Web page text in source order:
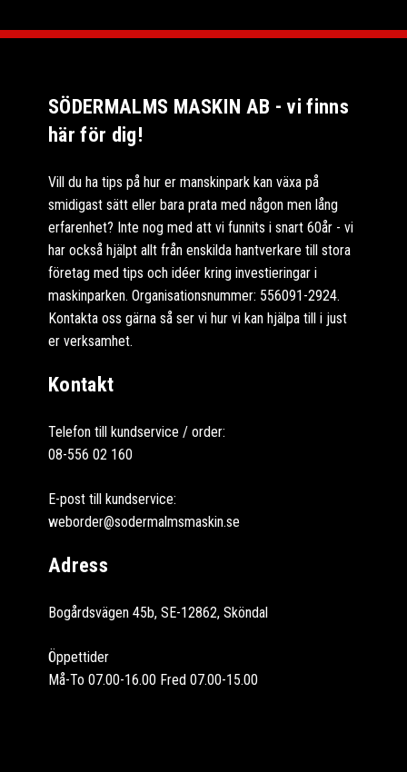
SÖDERMALMS MASKIN AB - vi finns
här för dig!
Vill du ha tips på hur er manskinpark kan växa på
smidigast sätt eller bara prata med någon men lång
erfarenhet? Inte nog med att vi funnits i snart 60år - vi
har också hjälpt allt från enskilda hantverkare till stora
företag med tips och idéer kring investieringar i
maskinparken. Organisationsnummer: 556091-2924.
Kontakta oss gärna så ser vi hur vi kan hjälpa till i just
er verksamhet.
Kontakt
Telefon till kundservice / order:
08-556 02 160
E-post till kundservice:
weborder@sodermalmsmaskin.se
Adress
Bogårdsvägen 45b, SE-12862, Sköndal
Öppettider
Må-To 07.00-16.00 Fred 07.00-15.00